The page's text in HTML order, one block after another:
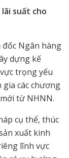
lãi suất cho
đốc Ngân hàng
dựng kế
trọng yếu
các chương
từ NHNN.
cụ thể, thúc
xuất kinh
lĩnh vực